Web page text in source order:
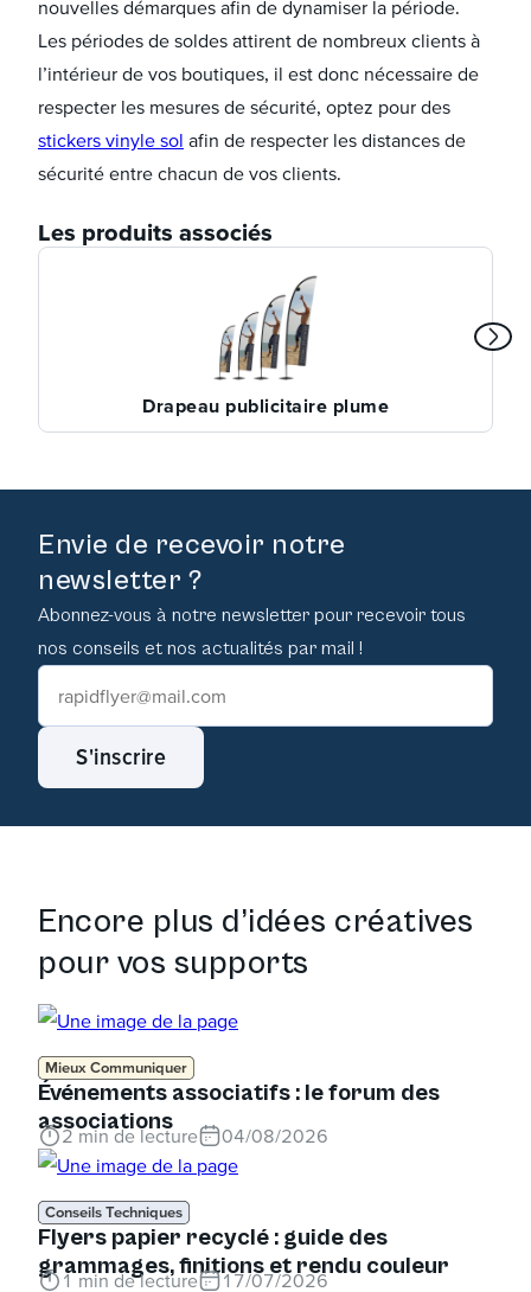
nouvelles démarques afin de dynamiser la période.
Les périodes de soldes attirent de nombreux clients à
l’intérieur de vos boutiques, il est donc nécessaire de
respecter les mesures de sécurité, optez pour des
stickers vinyle sol afin de respecter les distances de
sécurité entre chacun de vos clients.
Les produits associés
Drapeau publicitaire plume
Envie de recevoir notre
newsletter ?
Abonnez-vous à notre newsletter pour recevoir tous
nos conseils et nos actualités par mail !
S'inscrire
Encore plus d’idées créatives
pour vos supports
Mieux Communiquer
Événements associatifs : le forum des
associations
2 min de lecture 04/08/2026
Conseils Techniques
Flyers papier recyclé : guide des
grammages, finitions et rendu couleur
1min de lecture 17/07/2026